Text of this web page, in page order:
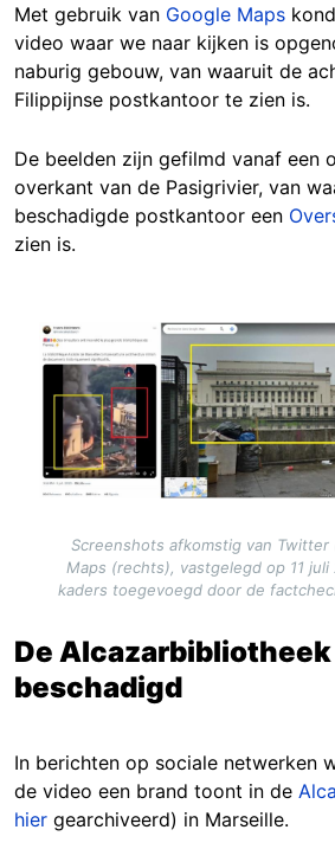
Met gebruik van Google Maps
video waar we naar kijken is
naburig gebouw, van waaruit de
Filippijnse postkantoor te zien is.
De beelden zijn gefilmd vanaf een
overkant van de Pasigrivier, van
beschadigde postkantoor een
zien is.
Image
Screenshots afkomstig van Twitter
Maps (rechts), vastgelegd op 11
kaders toegevoegd door de
De
beschadigd
In berichten op sociale netwerken
de video een brand toont in de
hier gearchiveerd) in Marseille.